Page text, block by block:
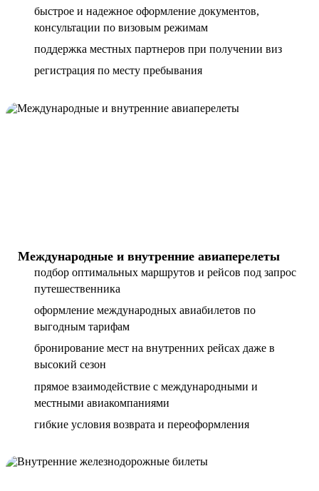
быстрое и надежное оформление документов,
консультации по визовым режимам
поддержка местных партнеров при получении виз
регистрация по месту пребывания
Международные и внутренние авиаперелеты
подбор оптимальных маршрутов и рейсов под запрос
путешественника
оформление международных авиабилетов по
выгодным тарифам
бронирование мест на внутренних рейсах даже в
высокий сезон
прямое взаимодействие с международными и
местными авиакомпаниями
гибкие условия возврата и переоформления